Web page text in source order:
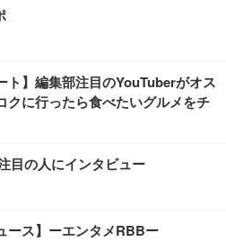
ト】編集部注目のYouTuberがオス
クに行ったら食べたいグルメをチ
目の人にインタビュー
ース】ーエンタメRBBー